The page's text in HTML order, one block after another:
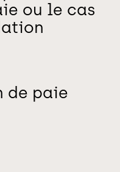
ou le cas
de paie